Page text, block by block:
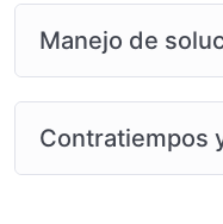
producción, calidad y
unx.
Cada encuentro
dictada más de 20
Manejo de
Contratiempos